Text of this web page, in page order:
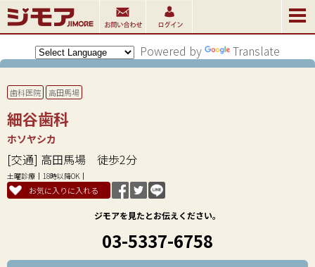
Powered by Translate
歯科医院 高田馬場
細谷歯科
ホソヤシカ
[交通] 高田馬場 徒歩2分
土曜診療 18時以降OK
お気に入りに入れる
ジモアを見たとお伝えください。
03-5337-6758